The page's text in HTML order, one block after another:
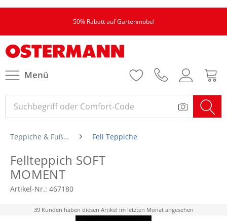
50% Rabatt auf Gartenmöbel
Menü
Teppiche & Fußmatten Fell Teppiche
Fellteppich SOFT
MOMENT
Artikel-Nr.: 467180
39 Kunden haben diesen Artikel im letzten Monat angesehen